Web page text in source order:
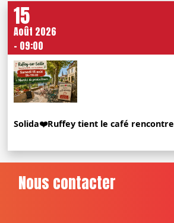
15
Août 2026
- 09:00
Solida❤️Ruffey tient le café rencontre
Nous contacter